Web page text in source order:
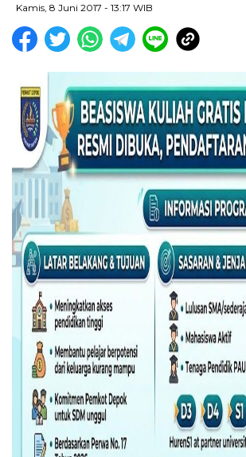
Kamis, 8 Juni 2017 - 13:17 WIB